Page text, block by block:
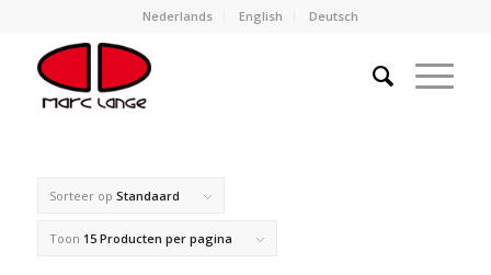
Nederlands English Deutsch
Sorteer op Standaard
Toon 15 Producten per pagina